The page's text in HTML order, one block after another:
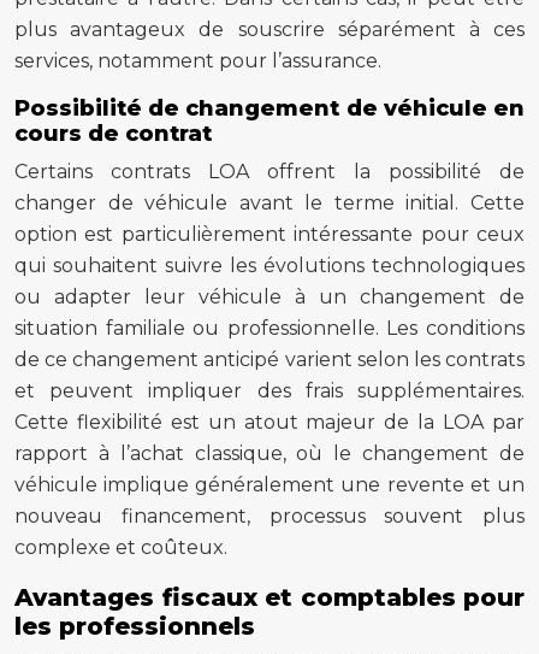
plus avantageux de souscrire séparément à ces
services, notamment pour l’assurance.
Possibilité de changement de véhicule en
cours de contrat
Certains contrats LOA offrent la possibilité de
changer de véhicule avant le terme initial. Cette
option est particulièrement intéressante pour ceux
qui souhaitent suivre les évolutions technologiques
ou adapter leur véhicule à un changement de
situation familiale ou professionnelle. Les conditions
de ce changement anticipé varient selon les contrats
et peuvent impliquer des frais supplémentaires.
Cette flexibilité est un atout majeur de la LOA par
rapport à l’achat classique, où le changement de
véhicule implique généralement une revente et un
nouveau financement, processus souvent plus
complexe et coûteux.
Avantages fiscaux et comptables pour
les professionnels